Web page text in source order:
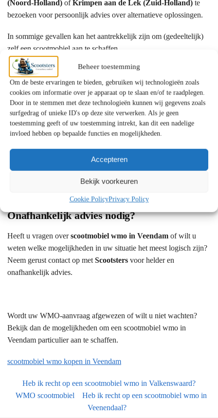
Beheer toestemming
Om de beste ervaringen te bieden, gebruiken wij technologieën zoals
cookies om informatie over je apparaat op te slaan en/of te raadplegen.
Door in te stemmen met deze technologieën kunnen wij gegevens zoals
surfgedrag of unieke ID's op deze site verwerken. Als je geen
toestemming geeft of uw toestemming intrekt, kan dit een nadelige
invloed hebben op bepaalde functies en mogelijkheden.
Accepteren
Bekijk voorkeuren
Cookie PolicyPrivacy Policy
(Noord-Holland) ofKrimpen aan de Lek (Zuid-Holland) te
bezoeken voor persoonlijk advies over alternatieve oplossingen.
In sommige gevallen kan het aantrekkelijk zijn om (gedeeltelijk)
zelf een scootmobiel aan te schaffen.
Hoe vraagt u ondersteuning aan?
De aanvraag verloopt meestal via:
Het Wmo-loket van uw gemeente
Een gesprek met een Wmo-consulent
Bij langdurige zorg kan ook hetCentrum Indicatiestelling Zorg
betrokken zijn. Officiële informatie vindt u bij de
Onafhankelijk advies nodig?
Heeft u vragen overscootmobiel wmo in Veendam of wilt u
weten welke mogelijkheden in uw situatie het meest logisch zijn?
Neem gerust contact op met Scootsters voor helder en
onafhankelijk advies.
Wordt uw WMO-aanvraag afgewezen of wilt u niet wachten?
Bekijk dan de mogelijkheden om een scootmobiel wmo in
Veendam particulier aan te schaffen.
scootmobiel wmo kopen in Veendam
Heb ik recht op een scootmobiel wmo in Valkenswaard?
WMO scootmobiel
Heb ik recht op een scootmobiel wmo in
Veenendaal?